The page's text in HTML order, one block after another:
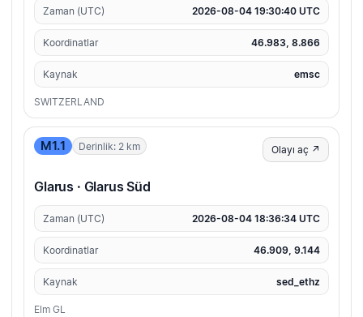
Zaman (UTC) 2026-08-04 19:30:40 UTC
Koordinatlar 46.983, 8.866
Kaynak emsc
SWITZERLAND
M1.1 Derinlik: 2 km Olayı aç ↗
Glarus · Glarus Süd
Zaman (UTC) 2026-08-04 18:36:34 UTC
Koordinatlar 46.909, 9.144
Kaynak sed_ethz
Elm GL